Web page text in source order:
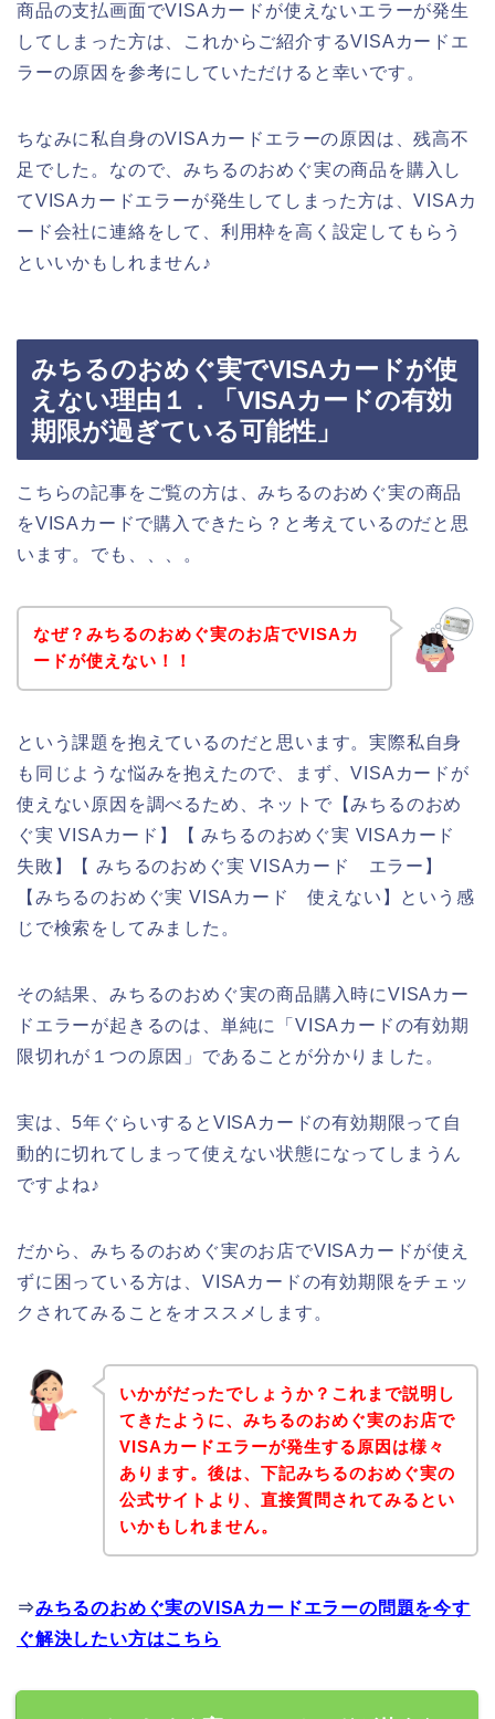
商品の支払画面でVISAカードが使えないエラーが発生
してしまった方は、これからご紹介するVISAカードエ
ラーの原因を参考にしていただけると幸いです。
ちなみに私自身のVISAカードエラーの原因は、残高不
足でした。なので、みちるのおめぐ実の商品を購入し
てVISAカードエラーが発生してしまった方は、VISAカ
ード会社に連絡をして、利用枠を高く設定してもらう
といいかもしれません♪
みちるのおめぐ実でVISAカードが使
えない理由１．「VISAカードの有効
期限が過ぎている可能性」
こちらの記事をご覧の方は、みちるのおめぐ実の商品
をVISAカードで購入できたら？と考えているのだと思
います。でも、、、。
なぜ？みちるのおめぐ実のお店でVISAカ
ードが使えない！！
という課題を抱えているのだと思います。実際私自身
も同じような悩みを抱えたので、まず、VISAカードが
使えない原因を調べるため、ネットで【みちるのおめ
ぐ実 VISAカード】【 みちるのおめぐ実 VISAカード
失敗】【 みちるのおめぐ実 VISAカード エラー】
【みちるのおめぐ実 VISAカード 使えない】という感
じで検索をしてみました。
その結果、みちるのおめぐ実の商品購入時にVISAカー
ドエラーが起きるのは、単純に「VISAカードの有効期
限切れが１つの原因」であることが分かりました。
実は、5年ぐらいするとVISAカードの有効期限って自
動的に切れてしまって使えない状態になってしまうん
ですよね♪
だから、みちるのおめぐ実のお店でVISAカードが使え
ずに困っている方は、VISAカードの有効期限をチェッ
クされてみることをオススメします。
いかがだったでしょうか？これまで説明し
てきたように、みちるのおめぐ実のお店で
VISAカードエラーが発生する原因は様々
あります。後は、下記みちるのおめぐ実の
公式サイトより、直接質問されてみるとい
いかもしれません。
⇒みちるのおめぐ実のVISAカードエラーの問題を今す
ぐ解決したい方はこちら